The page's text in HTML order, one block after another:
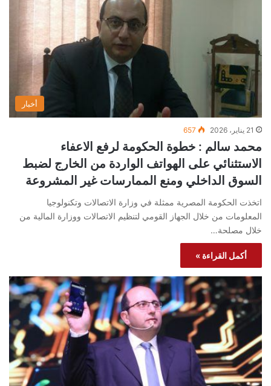
أخبار
21 يناير، 2026 657
محمد سالم : خطوة الحكومة لرفع الاعفاء
الاستثنائي على الهواتف الواردة من الخارج لضبط
السوق الداخلي ومنع الممارسات غير المشروعة
اتخذت الحكومة المصرية ممثلة في وزارة الاتصالات وتكنولوجيا
المعلومات من خلال الجهاز القومي لتنظيم الاتصالات ووزارة المالية من
خلال مصلحة…
أكمل القراءة »